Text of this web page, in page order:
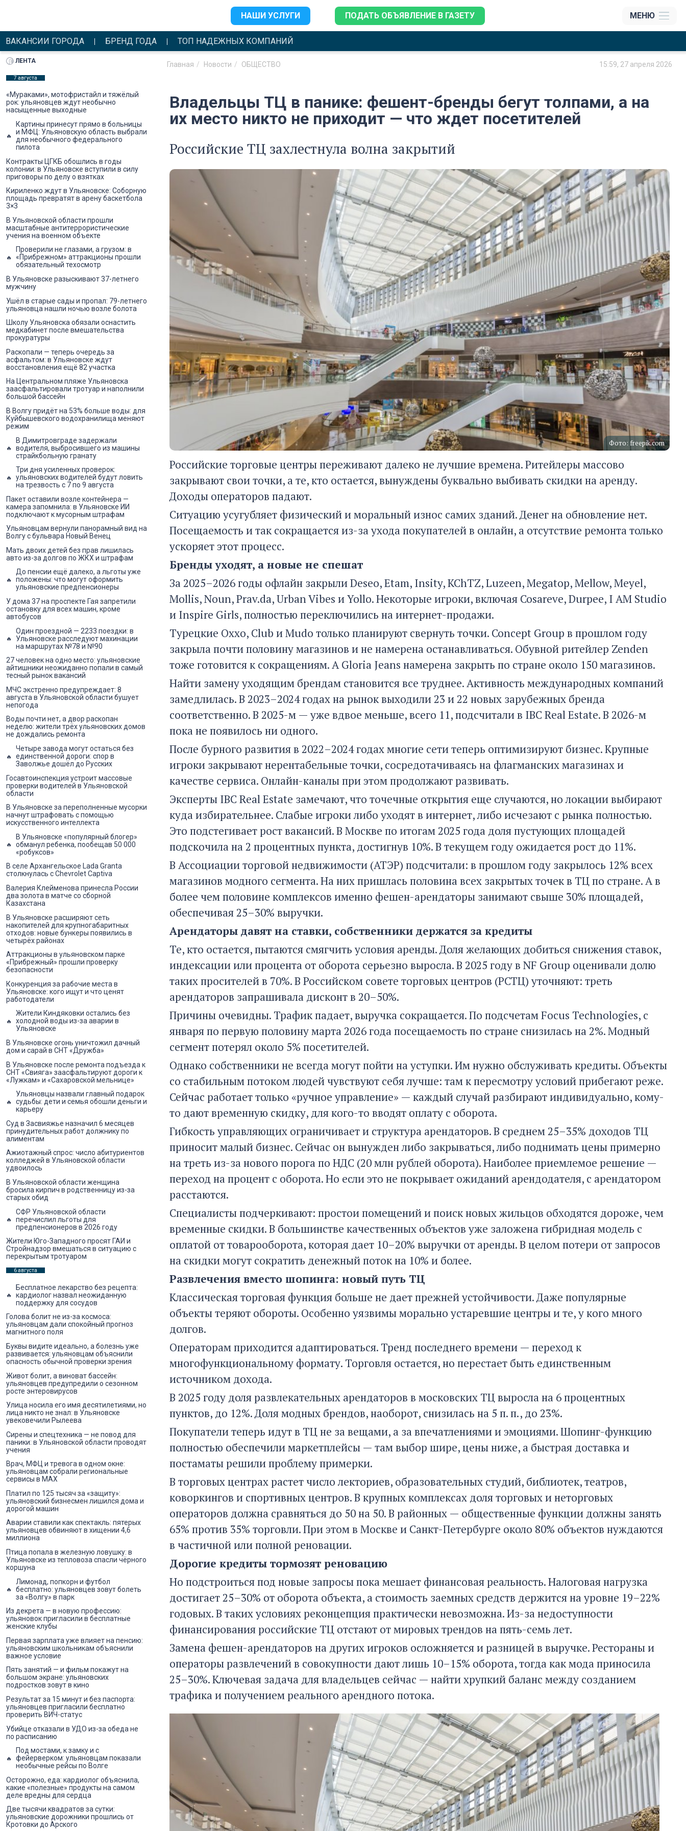
НАШИ УСЛУГИ ПОДАТЬ ОБЪЯВЛЕНИЕ В ГАЗЕТУ МЕНЮ
ВАКАНСИИ ГОРОДА БРЕНД ГОДА ТОП НАДЕЖНЫХ КОМПАНИЙ
Главная Новости ОБЩЕСТВО 15:59, 27 апреля 2026
Владельцы ТЦ в панике: фешент-бренды бегут толпами, а на
их место никто не приходит — что ждет посетителей
Российские ТЦ захлестнула волна закрытий
Фото: freepik.com
Российские торговые центры переживают далеко не лучшие времена. Ритейлеры массово
закрывают свои точки, а те, кто остается, вынуждены буквально выбивать скидки на аренду.
Доходы операторов падают.
Ситуацию усугубляет физический и моральный износ самих зданий. Денег на обновление нет.
Посещаемость и так сокращается из-за ухода покупателей в онлайн, а отсутствие ремонта только
ускоряет этот процесс.
Бренды уходят, а новые не спешат
За 2025–2026 годы офлайн закрыли Deseo, Etam, Insity, KChTZ, Luzeen, Megatop, Mellow, Meyel,
Mollis, Noun, Prav.da, Urban Vibes и Yollo. Некоторые игроки, включая Cosareve, Durpee, I AM Studio
и Inspire Girls, полностью переключились на интернет-продажи.
Турецкие Oxxo, Club и Mudo только планируют свернуть точки. Concept Group в прошлом году
закрыла почти половину магазинов и не намерена останавливаться. Обувной ритейлер Zenden
тоже готовится к сокращениям. А Gloria Jeans намерена закрыть по стране около 150 магазинов.
Найти замену уходящим брендам становится все труднее. Активность международных компаний
замедлилась. В 2023–2024 годах на рынок выходили 23 и 22 новых зарубежных бренда
соответственно. В 2025-м — уже вдвое меньше, всего 11, подсчитали в IBC Real Estate. В 2026-м
пока не появилось ни одного.
После бурного развития в 2022–2024 годах многие сети теперь оптимизируют бизнес. Крупные
игроки закрывают нерентабельные точки, сосредотачиваясь на флагманских магазинах и
качестве сервиса. Онлайн-каналы при этом продолжают развивать.
Эксперты IBC Real Estate замечают, что точечные открытия еще случаются, но локации выбирают
куда избирательнее. Слабые игроки либо уходят в интернет, либо исчезают с рынка полностью.
Это подстегивает рост вакансий. В Москве по итогам 2025 года доля пустующих площадей
подскочила на 2 процентных пункта, достигнув 10%. В текущем году ожидается рост до 11%.
В Ассоциации торговой недвижимости (АТЭР) подсчитали: в прошлом году закрылось 12% всех
магазинов модного сегмента. На них пришлась половина всех закрытых точек в ТЦ по стране. А в
более чем половине комплексов именно фешен-арендаторы занимают свыше 30% площадей,
обеспечивая 25–30% выручки.
Арендаторы давят на ставки, собственники держатся за кредиты
Те, кто остается, пытаются смягчить условия аренды. Доля желающих добиться снижения ставок,
индексации или процента от оборота серьезно выросла. В 2025 году в NF Group оценивали долю
таких просителей в 70%. В Российском совете торговых центров (РСТЦ) уточняют: треть
арендаторов запрашивала дисконт в 20–50%.
Причины очевидны. Трафик падает, выручка сокращается. По подсчетам Focus Technologies, с
января по первую половину марта 2026 года посещаемость по стране снизилась на 2%. Модный
сегмент потерял около 5% посетителей.
Однако собственники не всегда могут пойти на уступки. Им нужно обслуживать кредиты. Объекты
со стабильным потоком людей чувствуют себя лучше: там к пересмотру условий прибегают реже.
Сейчас работает только «ручное управление» — каждый случай разбирают индивидуально, кому-
то дают временную скидку, для кого-то вводят оплату с оборота.
Гибкость управляющих ограничивает и структура арендаторов. В среднем 25–35% доходов ТЦ
приносит малый бизнес. Сейчас он вынужден либо закрываться, либо поднимать цены примерно
на треть из-за нового порога по НДС (20 млн рублей оборота). Наиболее приемлемое решение —
переход на процент с оборота. Но если это не покрывает ожиданий арендодателя, с арендатором
расстаются.
Специалисты подчеркивают: простои помещений и поиск новых жильцов обходятся дороже, чем
временные скидки. В большинстве качественных объектов уже заложена гибридная модель с
оплатой от товарооборота, которая дает 10–20% выручки от аренды. В целом потери от запросов
на скидки могут сократить денежный поток на 10% и более.
Развлечения вместо шопинга: новый путь ТЦ
Классическая торговая функция больше не дает прежней устойчивости. Даже популярные
объекты теряют обороты. Особенно уязвимы морально устаревшие центры и те, у кого много
долгов.
Операторам приходится адаптироваться. Тренд последнего времени — переход к
многофункциональному формату. Торговля остается, но перестает быть единственным
источником дохода.
В 2025 году доля развлекательных арендаторов в московских ТЦ выросла на 6 процентных
пунктов, до 12%. Доля модных брендов, наоборот, снизилась на 5 п. п., до 23%.
Покупатели теперь идут в ТЦ не за вещами, а за впечатлениями и эмоциями. Шопинг-функцию
полностью обеспечили маркетплейсы — там выбор шире, цены ниже, а быстрая доставка и
постаматы решили проблему примерки.
В торговых центрах растет число лекториев, образовательных студий, библиотек, театров,
коворкингов и спортивных центров. В крупных комплексах доля торговых и неторговых
операторов должна сравняться до 50 на 50. В районных — общественные функции должны занять
65% против 35% торговли. При этом в Москве и Санкт-Петербурге около 80% объектов нуждаются
в частичной или полной реновации.
Дорогие кредиты тормозят реновацию
Но подстроиться под новые запросы пока мешает финансовая реальность. Налоговая нагрузка
достигает 25–30% от оборота объекта, а стоимость заемных средств держится на уровне 19–22%
годовых. В таких условиях реконцепция практически невозможна. Из-за недоступности
финансирования российские ТЦ отстают от мировых трендов на пять-семь лет.
Замена фешен-арендаторов на других игроков осложняется и разницей в выручке. Рестораны и
операторы развлечений в совокупности дают лишь 10–15% оборота, тогда как мода приносила
25–30%. Ключевая задача для владельцев сейчас — найти хрупкий баланс между созданием
трафика и получением реального арендного потока.
ЛЕНТА
7 августа
«Мураками», мотофристайл и тяжёлый
рок: ульяновцев ждут необычно
насыщенные выходные
Картины принесут прямо в больницы
и МФЦ: Ульяновскую область выбрали
для необычного федерального
пилота
Контракты ЦГКБ обошлись в годы
колонии: в Ульяновске вступили в силу
приговоры по делу о взятках
Кириленко ждут в Ульяновске: Соборную
площадь превратят в арену баскетбола
3×3
В Ульяновской области прошли
масштабные антитеррористические
учения на военном объекте
Проверили не глазами, а грузом: в
«Прибрежном» аттракционы прошли
обязательный техосмотр
В Ульяновске разыскивают 37-летнего
мужчину
Ушёл в старые сады и пропал: 79-летнего
ульяновца нашли ночью возле болота
Школу Ульяновска обязали оснастить
медкабинет после вмешательства
прокуратуры
Раскопали — теперь очередь за
асфальтом: в Ульяновске ждут
восстановления ещё 82 участка
На Центральном пляже Ульяновска
заасфальтировали тротуар и наполнили
большой бассейн
В Волгу придёт на 53% больше воды: для
Куйбышевского водохранилища меняют
режим
В Димитровграде задержали
водителя, выбросившего из машины
страйкбольную гранату
Три дня усиленных проверок:
ульяновских водителей будут ловить
на трезвость с 7 по 9 августа
Пакет оставили возле контейнера —
камера запомнила: в Ульяновске ИИ
подключают к мусорным штрафам
Ульяновцам вернули панорамный вид на
Волгу с бульвара Новый Венец
Мать двоих детей без прав лишилась
авто из-за долгов по ЖКХ и штрафам
До пенсии ещё далеко, а льготы уже
положены: что могут оформить
ульяновские предпенсионеры
У дома 37 на проспекте Гая запретили
остановку для всех машин, кроме
автобусов
Один проездной — 2233 поездки: в
Ульяновске расследуют махинации
на маршрутах №78 и №90
27 человек на одно место: ульяновские
айтишники неожиданно попали в самый
тесный рынок вакансий
МЧС экстренно предупреждает: 8
августа в Ульяновской области бушует
непогода
Воды почти нет, а двор раскопан
неделю: жители трёх ульяновских домов
не дождались ремонта
Четыре завода могут остаться без
единственной дороги: спор в
Заволжье дошёл до Русских
Госавтоинспекция устроит массовые
проверки водителей в Ульяновской
области
В Ульяновске за переполненные мусорки
начнут штрафовать с помощью
искусственного интеллекта
В Ульяновске «популярный блогер»
обманул ребенка, пообещав 50 000
«робуксов»
В селе Архангельское Lada Granta
столкнулась с Chevrolet Captiva
Валерия Клейменова принесла России
два золота в матче со сборной
Казахстана
В Ульяновске расширяют сеть
накопителей для крупногабаритных
отходов: новые бункеры появились в
четырёх районах
Аттракционы в ульяновском парке
«Прибрежный» прошли проверку
безопасности
Конкуренция за рабочие места в
Ульяновске: кого ищут и что ценят
работодатели
Жители Киндяковки остались без
холодной воды из-за аварии в
Ульяновске
В Ульяновске огонь уничтожил дачный
дом и сарай в СНТ «Дружба»
В Ульяновске после ремонта подъезда к
СНТ «Свияга» заасфальтируют дороги к
«Лужкам» и «Сахаровской мельнице»
Ульяновцы назвали главный подарок
судьбы: дети и семья обошли деньги и
карьеру
Суд в Засвияжье назначил 6 месяцев
принудительных работ должнику по
алиментам
Ажиотажный спрос: число абитуриентов
колледжей в Ульяновской области
удвоилось
В Ульяновской области женщина
бросила кирпич в родственницу из-за
старых обид
СФР Ульяновской области
перечислил льготы для
предпенсионеров в 2026 году
Жители Юго-Западного просят ГАИ и
Стройнадзор вмешаться в ситуацию с
перекрытым тротуаром
6 августа
Бесплатное лекарство без рецепта:
кардиолог назвал неожиданную
поддержку для сосудов
Голова болит не из-за космоса:
ульяновцам дали спокойный прогноз
магнитного поля
Буквы видите идеально, а болезнь уже
развивается: ульяновцам объяснили
опасность обычной проверки зрения
Живот болит, а виноват бассейн:
ульяновцев предупредили о сезонном
росте энтеровирусов
Улица носила его имя десятилетиями, но
лица никто не знал: в Ульяновске
увековечили Рылеева
Сирены и спецтехника — не повод для
паники: в Ульяновской области проводят
учения
Врач, МФЦ и тревога в одном окне:
ульяновцам собрали региональные
сервисы в MAX
Платил по 125 тысяч за «защиту»:
ульяновский бизнесмен лишился дома и
дорогой машин
Аварии ставили как спектакль: пятерых
ульяновцев обвиняют в хищении 4,6
миллиона
Птица попала в железную ловушку: в
Ульяновске из тепловоза спасли чёрного
коршуна
Лимонад, попкорн и футбол
бесплатно: ульяновцев зовут болеть
за «Волгу» в парк
Из декрета — в новую профессию:
ульяновок пригласили в бесплатные
женские клубы
Первая зарплата уже влияет на пенсию:
ульяновским школьникам объяснили
важное условие
Пять занятий — и фильм покажут на
большом экране: ульяновских
подростков зовут в кино
Результат за 15 минут и без паспорта:
ульяновцев пригласили бесплатно
проверить ВИЧ-статус
Убийце отказали в УДО из-за обеда не
по расписанию
Под мостами, к замку и с
фейерверком: ульяновцам показали
необычные рейсы по Волге
Осторожно, еда: кардиолог объяснила,
какие «полезные» продукты на самом
деле вредны для сердца
Две тысячи квадратов за сутки:
ульяновские дорожники прошлись от
Кротовки до Арского